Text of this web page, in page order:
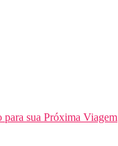
sua Próxima Viagem